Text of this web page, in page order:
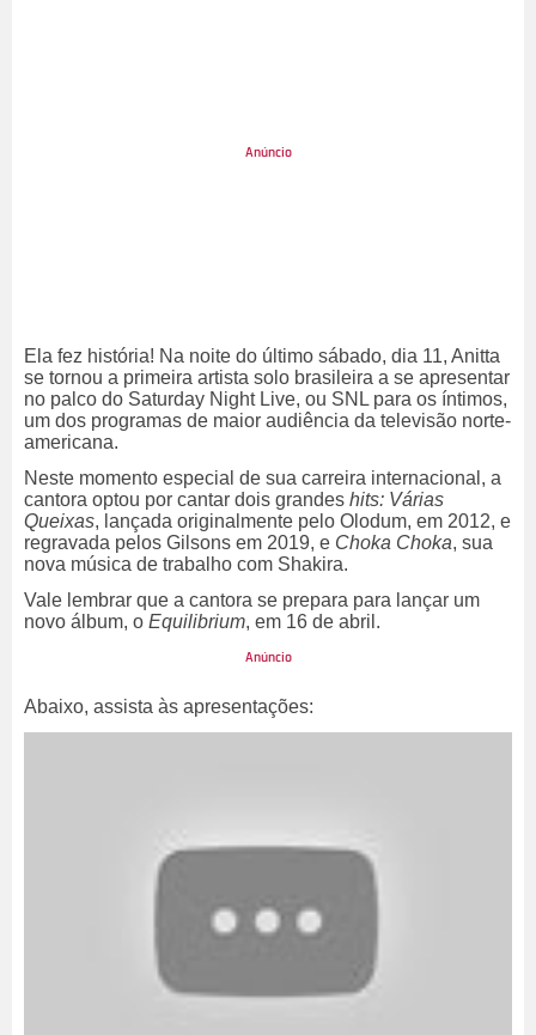
Ela fez história! Na noite do último sábado, dia 11, Anitta
se tornou a primeira artista solo brasileira a se apresentar
no palco do Saturday Night Live, ou SNL para os íntimos,
um dos programas de maior audiência da televisão norte-
americana.
Neste momento especial de sua carreira internacional, a
cantora optou por cantar dois grandes hits: Várias
Queixas, lançada originalmente pelo Olodum, em 2012, e
regravada pelos Gilsons em 2019, e Choka Choka, sua
nova música de trabalho com Shakira.
Vale lembrar que a cantora se prepara para lançar um
novo álbum, o Equilibrium, em 16 de abril.
Abaixo, assista às apresentações: